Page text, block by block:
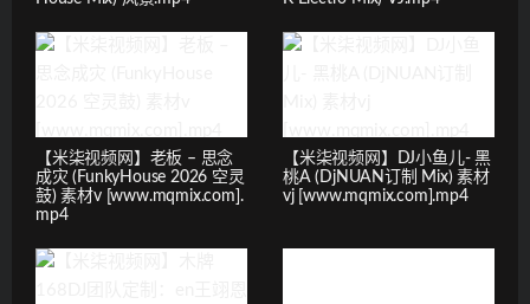
【米柒视频网】老板 – 思念
成灾 (FunkyHouse 2026 空灵
鼓) 素材v [www.mqmix.com].
mp4
【米柒视频网】DJ小鱼儿- 黑
桃A (DjNUAN订制 Mix) 素材
vj [www.mqmix.com].mp4